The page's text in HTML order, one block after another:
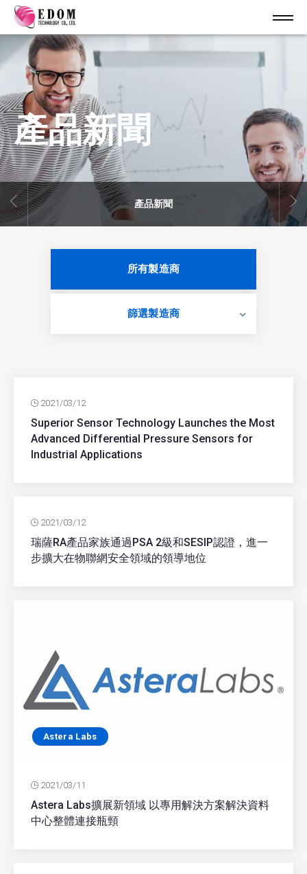
產品新聞
產品新聞
所有製造商
篩選製造商
2021/03/12
Superior Sensor Technology Launches the Most
Advanced Differential Pressure Sensors for
Industrial Applications
2021/03/12
瑞薩RA產品家族通過PSA 2級和SESIP認證，進一
步擴大在物聯網安全領域的領導地位
Astera Labs
2021/03/11
Astera Labs擴展新領域 以專用解決方案解決資料
中心整體連接瓶頸